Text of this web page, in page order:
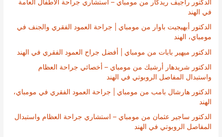
الدكتور راجيف ريدكار من مومباي – استشاري جراحة الأطفال العامة
في الهند
الدكتور أبهيجيت باوار من مومباي | جراحة العمود الفقري والجنف في
مومباي، الهند
الدكتور ميهير بابات من مومباي | أفضل جراح العمود الفقري في الهند
الدكتور شريدهار أرشيك من مومباي – أخصائي جراحة العظام
واستبدال المفاصل الروبوتي في الهند
الدكتور هارشال بامب من مومباي | جراحة العمود الفقري في مومباي،
الهند
الدكتور ساجير عثمان من مومباي – استشاري جراحة العظام واستبدال
المفاصل الروبوتي في الهند